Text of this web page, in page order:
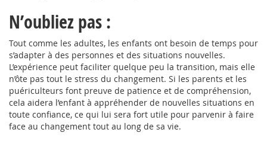
N’oubliez pas :
Tout comme les adultes, les enfants ont besoin de temps pour
s’adapter à des personnes et des situations nouvelles.
L’expérience peut faciliter quelque peu la transition, mais elle
n’ôte pas tout le stress du changement. Si les parents et les
puériculteurs font preuve de patience et de compréhension,
cela aidera l’enfant à appréhender de nouvelles situations en
toute confiance, ce qui lui sera fort utile pour parvenir à faire
face au changement tout au long de sa vie.